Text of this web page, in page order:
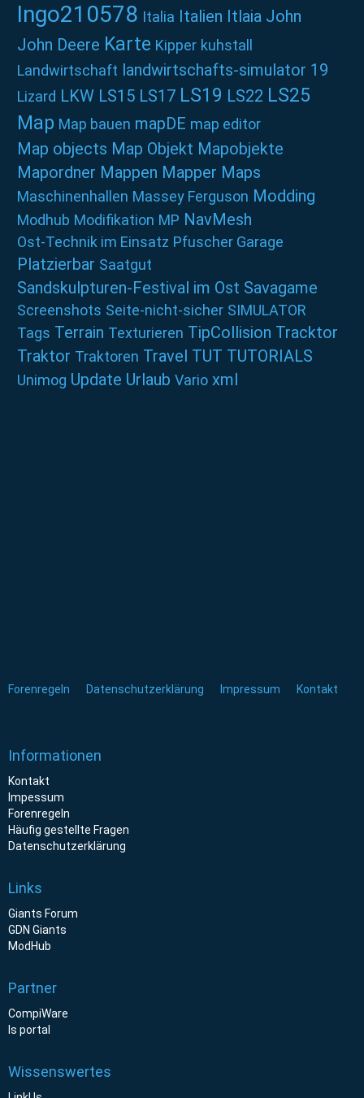
Ingo210578 Italia Italien Itlaia John
John Deere Karte Kipper kuhstall
Landwirtschaft landwirtschafts-simulator 19
Lizard LKW LS15 LS17 LS19 LS22 LS25
Map Map bauen mapDE map editor
Map objects Map Objekt Mapobjekte
Mapordner Mappen Mapper Maps
Maschinenhallen Massey Ferguson Modding
Modhub Modifikation MP NavMesh
Ost-Technik im Einsatz Pfuscher Garage
Platzierbar Saatgut
Sandskulpturen-Festival im Ost Savagame
Screenshots Seite-nicht-sicher SIMULATOR
Tags Terrain Texturieren TipCollision Tracktor
Traktor Traktoren Travel TUT TUTORIALS
Unimog Update Urlaub Vario xml
Forenregeln Datenschutzerklärung Impressum Kontakt
Informationen
Kontakt
Impessum
Forenregeln
Häufig gestellte Fragen
Datenschutzerklärung
Links
Giants Forum
GDN Giants
ModHub
Partner
CompiWare
ls portal
Wissenswertes